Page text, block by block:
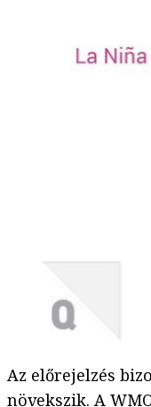
Az előrejelzés
növekszik. A